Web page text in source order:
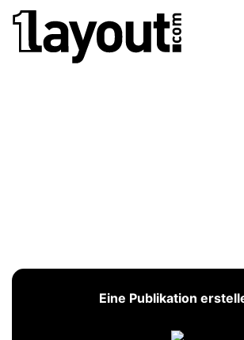
Eine Publikation